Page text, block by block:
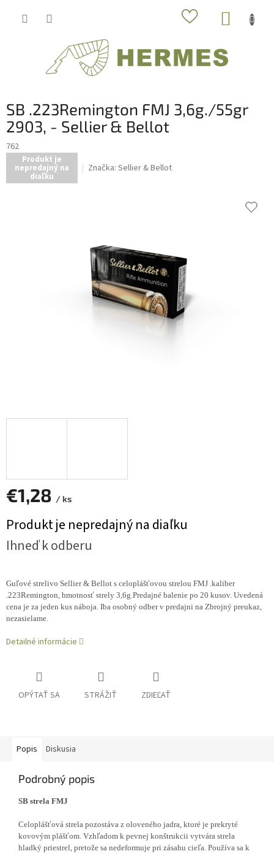
SB .223Remington FMJ 3,6g./55gr
2903, - Sellier & Bellot
762
Produkt je
nepredajný na
diaľku
Značka: Sellier & Bellot
€1,28 / ks
cena:
Produkt je nepredajný na diaľku
Ihneď k odberu
Guľové strelivo Sellier & Bellot s celoplášťovou strelou FMJ .kaliber
.223Remington, hmotnosť strely 3,6g.Predajné balenie po 20 kusov. Uvedená
cena je za jeden kus náboja. Iba osobný odber v predajni na Zbrojný preukaz,
nezasielame.
Detailné informácie
OPÝTAŤ SA STRÁŽIŤ ZDIEĽAŤ
Popis Diskusia
Podrobný popis
SB strela FMJ
Celoplášťová strela pozostáva z oloveného jadra, ktoré je prekryté
kovovým plášťom. Vzhľadom k pevnej konštrukcii vytvára strela
hladký priestrel, pretože sa nedeformuje pri zásahu cieľa. Používa sa k